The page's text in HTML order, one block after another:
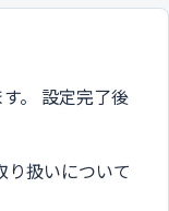
。 設定完了後
り扱いについて